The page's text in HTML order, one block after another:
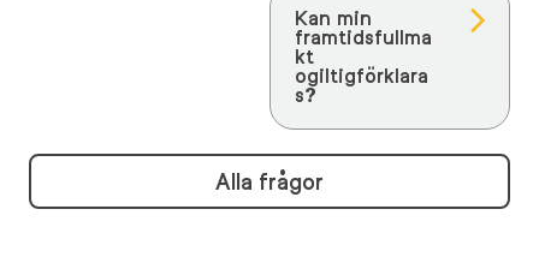
Kan min
framtidsfullma
kt
ogiltigförklara
s?
Alla frågor